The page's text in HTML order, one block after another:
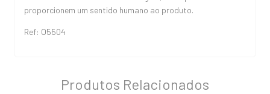
proporcionem um sentido humano ao produto.
Ref: O5504
Produtos Relacionados